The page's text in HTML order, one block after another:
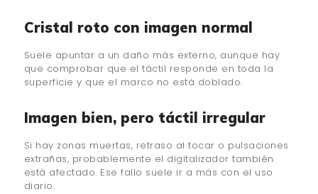
Cristal roto con imagen normal
Suele apuntar a un daño más externo, aunque hay
que comprobar que el táctil responde en toda la
superficie y que el marco no está doblado.
Imagen bien, pero táctil irregular
Si hay zonas muertas, retraso al tocar o pulsaciones
extrañas, probablemente el digitalizador también
está afectado. Ese fallo suele ir a más con el uso
diario.